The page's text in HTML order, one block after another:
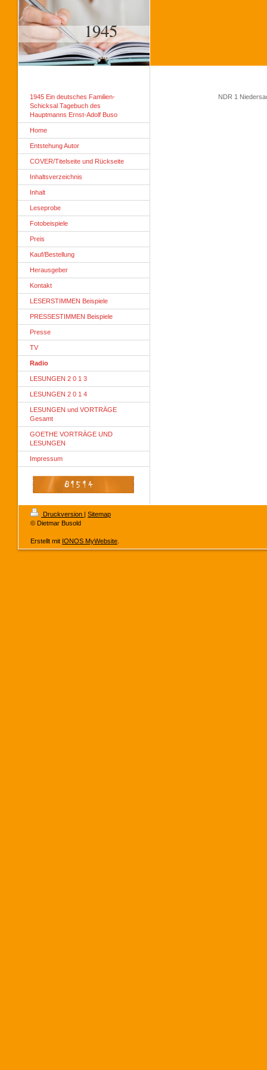
1945
NDR 1
1945 Ein deutsches Familien-
Schicksal Tagebuch des
Hauptmanns Ernst-Adolf Buso
Home
Entstehung Autor
COVER/Titelseite und Rückseite
Inhaltsverzeichnis
Inhalt
Leseprobe
Fotobeispiele
Preis
Kauf/Bestellung
Herausgeber
Kontakt
LESERSTIMMEN Beispiele
PRESSESTIMMEN Beispiele
Presse
TV
Radio
LESUNGEN 2 0 1 3
LESUNGEN 2 0 1 4
LESUNGEN und VORTRÄGE
Gesamt
GOETHE VORTRÄGE UND
LESUNGEN
Impressum
Druckversion | Sitemap
© Dietmar Busold
Erstellt mit IONOS MyWebsite